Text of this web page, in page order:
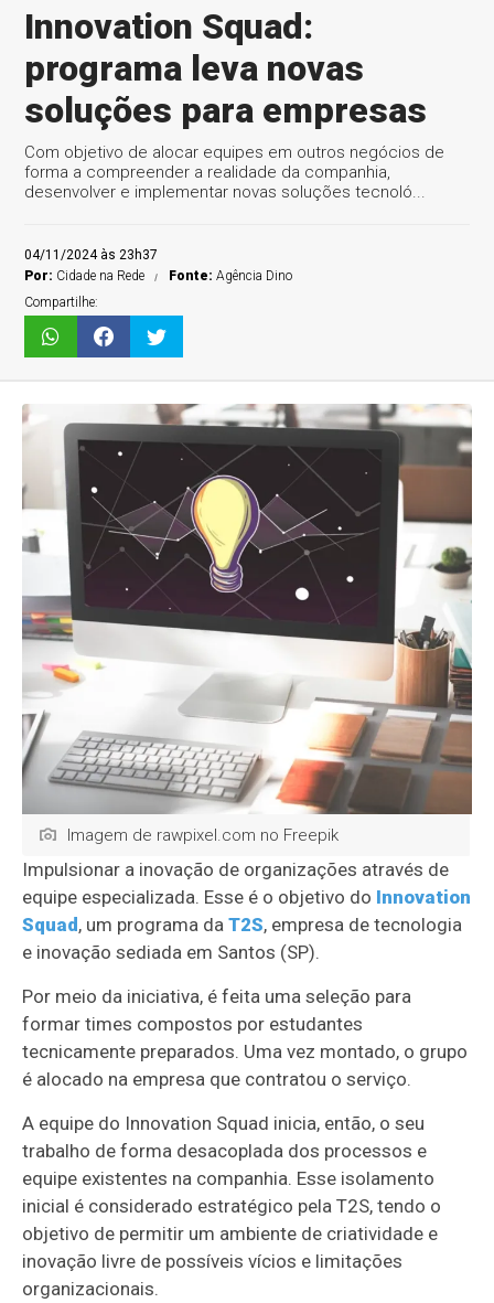
Innovation Squad:
programa leva novas
soluções para empresas
Com objetivo de alocar equipes em outros negócios de
forma a compreender a realidade da companhia,
desenvolver e implementar novas soluções tecnoló...
04/11/2024 às 23h37
Por: Cidade na Rede Fonte:Agência Dino
Compartilhe:
Imagem de rawpixel.com no Freepik
Impulsionar a inovação de organizações através de
equipe especializada. Esse é o objetivo do Innovation
Squad, um programa daT2S, empresa de tecnologia
e inovação sediada em Santos (SP).
Por meio da iniciativa, é feita uma seleção para
formar times compostos por estudantes
tecnicamente preparados. Uma vez montado, o grupo
é alocado na empresa que contratou o serviço.
A equipe do Innovation Squad inicia, então, o seu
trabalho de forma desacoplada dos processos e
equipe existentes na companhia. Esse isolamento
inicial é considerado estratégico pela T2S, tendo o
objetivo de permitir um ambiente de criatividade e
inovação livre de possíveis vícios e limitações
organizacionais.